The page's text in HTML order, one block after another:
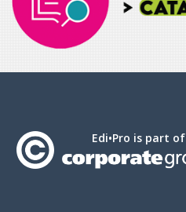
Edi•Pro is part of